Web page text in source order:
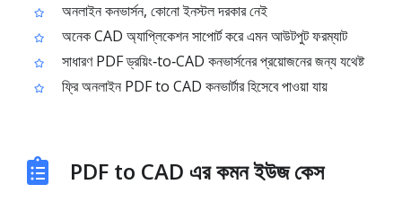
অনলাইন কনভার্সন, কোনো ইনস্টল দরকার নেই
অনেক CAD অ্যাপ্লিকেশন সাপোর্ট করে এমন আউটপুট ফরম্যাট
সাধারণ PDF ড্রয়িং‑to‑CAD কনভার্সনের প্রয়োজনের জন্য যথেষ্ট
ফ্রি অনলাইন PDF to CAD কনভার্টার হিসেবে পাওয়া যায়
PDF to CAD এর কমন ইউজ কেস